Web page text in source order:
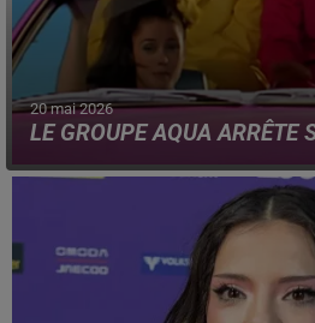
20 mai 2026
LE GROUPE AQUA ARRÊTE
Le trio fondateur danois a
ses réseaux sociaux, 30 ans